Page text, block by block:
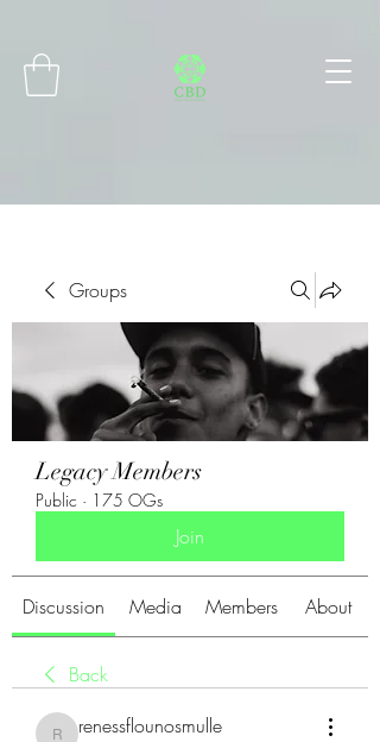
Groups
Legacy Members
Public · 175 OGs
Join
Discussion Media Members About
Back
renessflounosmulle